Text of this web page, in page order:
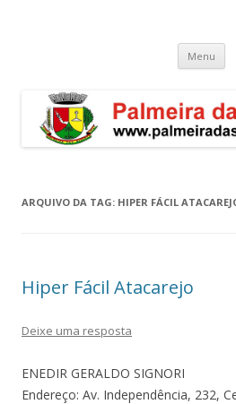
Menu
o
ARQUIVO DA TAG: HIPER FÁCIL
Hiper Fácil Atacarejo
Deixe uma resposta
ENEDIR GERALDO SIGNORI
Endereço: Av. Independência, 232,